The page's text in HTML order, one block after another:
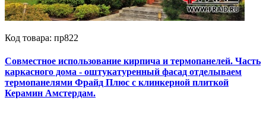
Код товара: пр822
Совместное использование кирпича и термопанелей. Часть
каркасного дома - оштукатуренный фасад отделываем
термопанелями Фрайд Плюс с клинкерной плиткой
Керамин Амстердам.